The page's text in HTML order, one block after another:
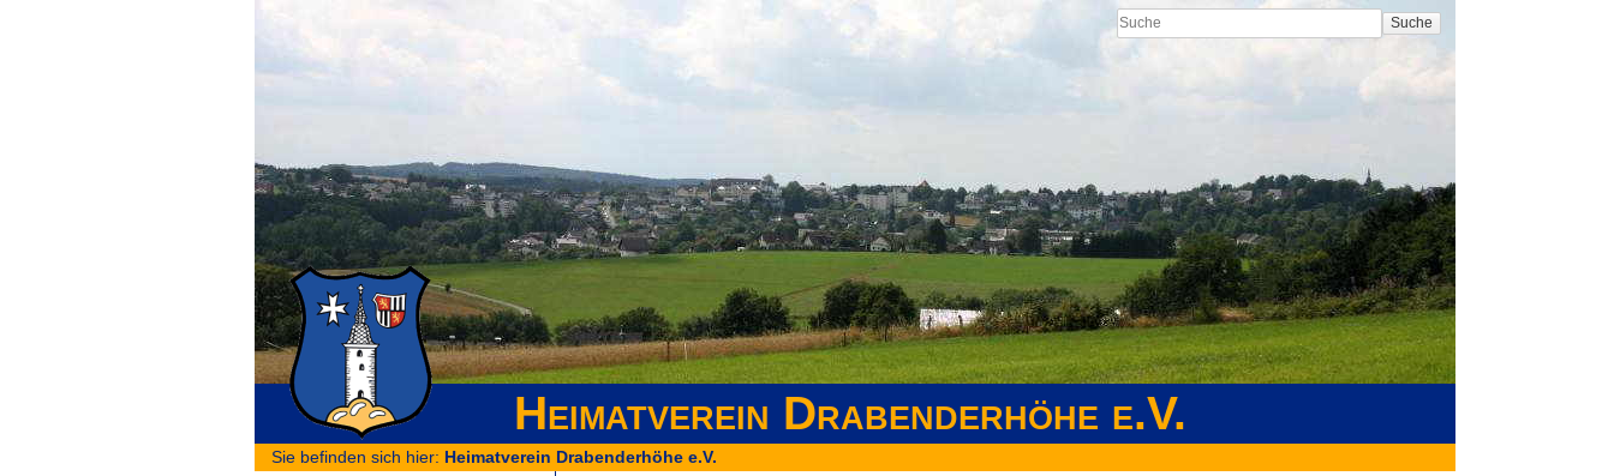
Heimatverein Drabenderhöhe e.V.
Suche
Sie befinden sich hier: Heimatverein Drabenderhöhe e.V.